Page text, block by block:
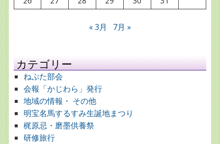
« 3月 7月 »
カテゴリー
ねぷた部会
会報「かじわら」発行
地域の情報・ その他
明宝名馬するすみ生誕地まつり
梶原忌・磨墨供養祭
研修旅行